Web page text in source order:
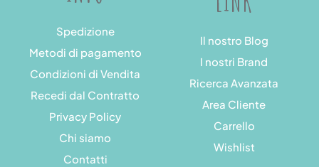
Spedizione
Metodi di pagamento
Condizioni di Vendita
Recedi dal Contratto
Privacy Policy
Chi siamo
Contatti
Il nostro Blog
I nostri Brand
Ricerca Avanzata
Area Cliente
Carrello
Wishlist